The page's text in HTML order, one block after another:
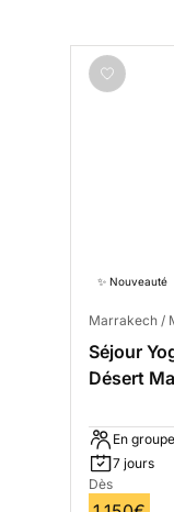
✨ Nouveauté
Marrakech /
Séjour
Désert
En groupe
7 jours
Dès